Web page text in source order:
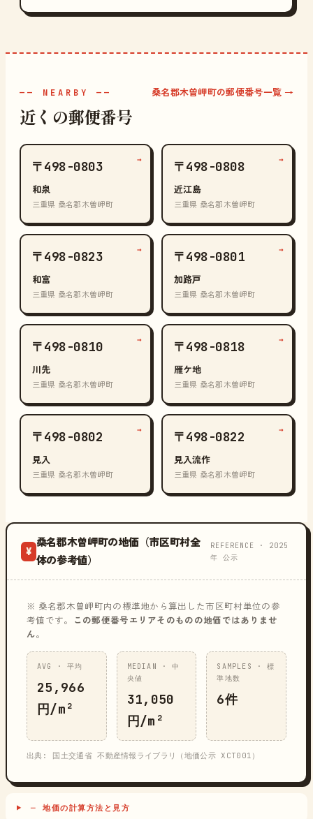
—— NEARBY ——
近くの郵便番号
桑名郡木曽岬町の郵便番号一覧 →
〒498-0803
和泉
三重県 桑名郡木曽岬町
→ 〒498-0808
近江島
三重県 桑名郡木曽岬町
→
〒498-0823
和富
三重県 桑名郡木曽岬町
→ 〒498-0801
加路戸
三重県 桑名郡木曽岬町
→
〒498-0810
川先
三重県 桑名郡木曽岬町
→ 〒498-0818
雁ケ地
三重県 桑名郡木曽岬町
→
〒498-0802
見入
三重県 桑名郡木曽岬町
→ 〒498-0822
見入流作
三重県 桑名郡木曽岬町
→
¥
桑名郡木曽岬町の地価（市区町村全
体の参考値）
REFERENCE · 2025
年 公示
※ 桑名郡木曽岬町内の標準地から算出した市区町村単位の参
考値です。
この郵便番号エリアそのものの地価ではありませ
ん。
AVG · 平均
25,966
円/m²
MEDIAN · 中
央値
31,050
円/m²
SAMPLES · 標
準地数
6件
出典: 国土交通省 不動産情報ライブラリ（地価公示 XCT001）
─ 地価の計算方法と見方